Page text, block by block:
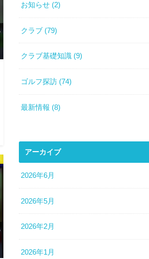
お知らせ (2)
クラブ (79)
クラブ基礎知識 (9)
ゴルフ探訪 (74)
最新情報 (8)
アーカイブ
2026年6月
2026年5月
2026年2月
2026年1月